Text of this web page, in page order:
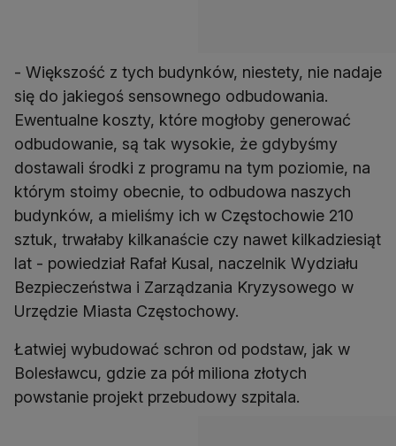
- Większość z tych budynków, niestety, nie nadaje
się do jakiegoś sensownego odbudowania.
Ewentualne koszty, które mogłoby generować
odbudowanie, są tak wysokie, że gdybyśmy
dostawali środki z programu na tym poziomie, na
którym stoimy obecnie, to odbudowa naszych
budynków, a mieliśmy ich w Częstochowie 210
sztuk, trwałaby kilkanaście czy nawet kilkadziesiąt
lat - powiedział Rafał Kusal, naczelnik Wydziału
Bezpieczeństwa i Zarządzania Kryzysowego w
Urzędzie Miasta Częstochowy.
Łatwiej wybudować schron od podstaw, jak w
Bolesławcu, gdzie za pół miliona złotych
powstanie projekt przebudowy szpitala.